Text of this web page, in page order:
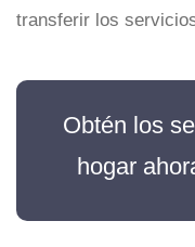
transferir los
Obtén los
hogar